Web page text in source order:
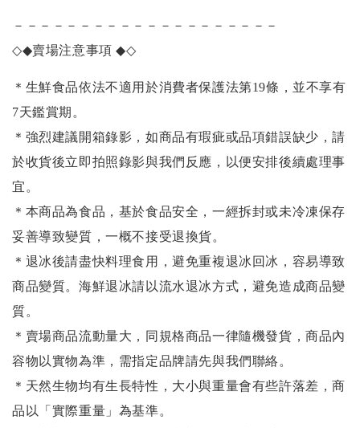
－－－－－－－－－－－－－－－－－－－－
◇◆賣場注意事項◆◇
＊生鮮食品依法不適用於消費者保護法第19條，並不享有
7天鑑賞期。
＊強烈建議開箱錄影，如商品有瑕疵或品項錯誤缺少，請
於收貨後立即拍照錄影與我們反應，以便安排後續處理事
宜。
＊本商品為食品，基於食品安全，一經拆封或未冷凍保存
妥善導致變質，一概不接受退換貨。
＊退冰後請盡快料理食用，避免重複退冰回冰，容易導致
商品變質。海鮮退冰請以流水退冰方式，避免造成商品變
質。
＊賣場商品流動量大，同規格商品一律隨機發貨，商品內
容物以實物為準，需指定品牌請先與我們聯絡。
＊天然生物均有生長特性，大小與重量會有些許落差，商
品以「實際重量」為基準。